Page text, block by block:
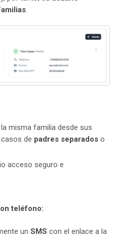
.
misma familia desde sus
de padres separados o
acceso seguro e
teléfono:
un SMS con el enlace a la